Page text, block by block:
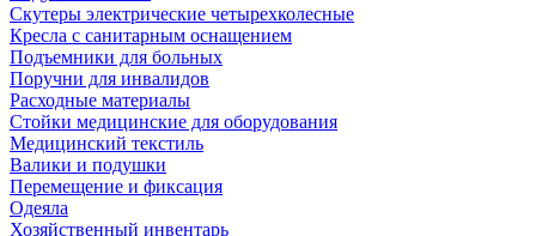
Скутеры электрические четырехколесные
Кресла с санитарным оснащением
Подъемники для больных
Поручни для инвалидов
Расходные материалы
Стойки медицинские для оборудования
Медицинский текстиль
Валики и подушки
Перемещение и фиксация
Одеяла
Хозяйственный инвентарь